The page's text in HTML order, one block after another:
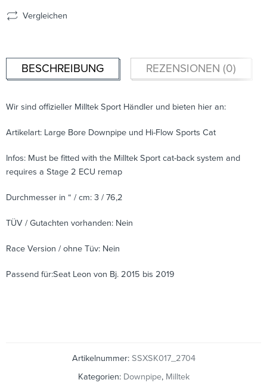
Vergleichen
BESCHREIBUNG REZENSIONEN (0)
Wir sind offizieller Milltek Sport Händler und bieten hier an:
Artikelart: Large Bore Downpipe und Hi-Flow Sports Cat
Infos: Must be fitted with the Milltek Sport cat-back system and
requires a Stage 2 ECU remap
Durchmesser in “ / cm: 3 / 76,2
TÜV / Gutachten vorhanden: Nein
Race Version / ohne Tüv: Nein
Passend für:Seat Leon von Bj. 2015 bis 2019
Artikelnummer: SSXSK017_2704
Kategorien: Downpipe, Milltek